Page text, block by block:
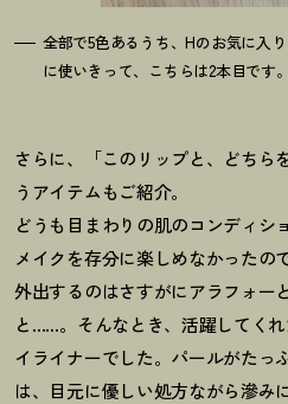
全部で5色あるうち、Hのお気に入
に使いきって、こちらは2本目です。
さらに、「このリップと、どちら
うアイテムもご紹介。
どうも目まわりの肌のコンディシ
メイクを存分に楽しめなかったの
外出するのはさすがにアラフォー
と……。そんなとき、活躍してく
イライナーでした。パールがたっ
は、目元に優しい処方ながら滲み